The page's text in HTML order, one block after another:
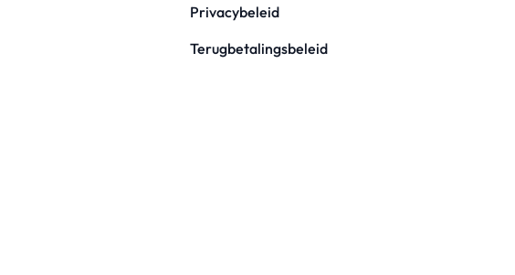
Privacybeleid
Terugbetalingsbeleid